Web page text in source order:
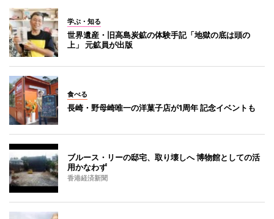
学ぶ・知る
世界遺産・旧高島炭鉱の体験手記「地獄の底は頭の
上」 元鉱員が出版
食べる
長崎・野母崎唯一の洋菓子店が1周年 記念イベントも
ブルース・リーの邸宅、取り壊しへ 博物館としての活
用かなわず
香港経済新聞